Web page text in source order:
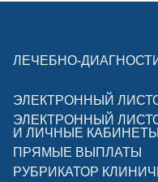
ЛЕЧЕБНО-
ЭЛЕКТРОННЫЙ
ЭЛЕКТРОННЫЙ
И ЛИЧНЫЕ
ПРЯМЫЕ ВЫПЛАТЫ
РУБРИКАТОР